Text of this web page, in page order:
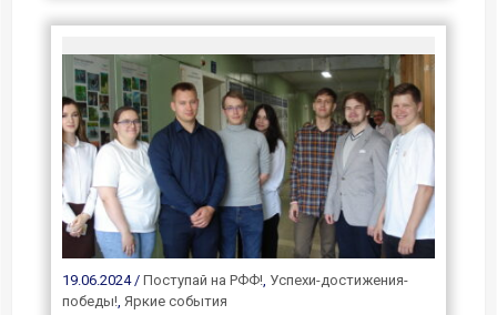
19.06.2024 / Поступай на РФФ! Успехи-достижения-
победы! Яркие события